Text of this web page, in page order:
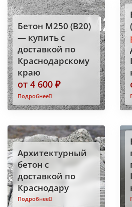
Бетон М250 (В20)
— купить с
доставкой по
Краснодарскому
краю
от 4 600 ₽
Подробнее
Архитектурный
бетон с
доставкой по
Краснодару
Подробнее